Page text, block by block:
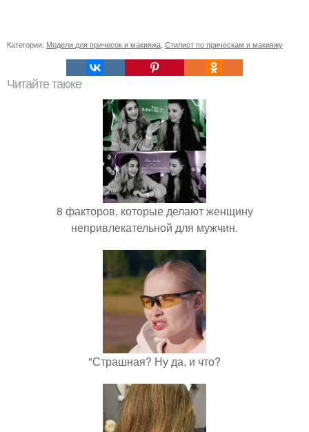
Категории: Модели для причесок и макияжа Стилист по прическам и макияжу
Читайте также
8 факторов, которые делают женщину
непривлекательной для мужчин.
"Страшная? Ну да, и что?